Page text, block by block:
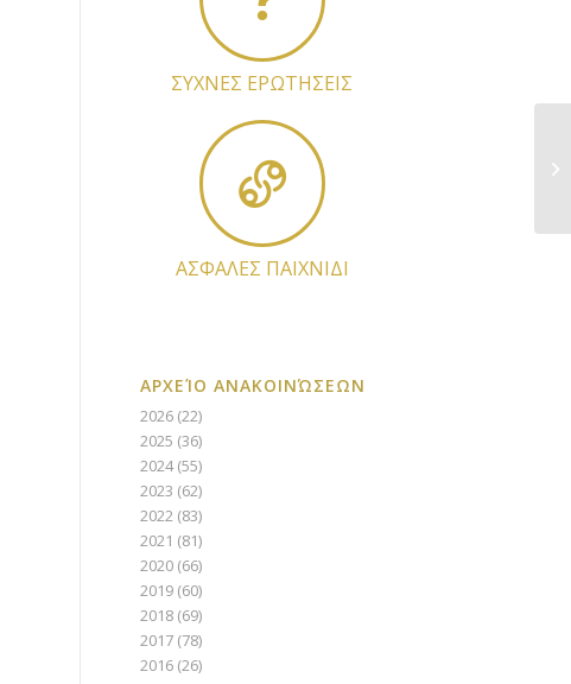
ΣΥΧΝΕΣ ΕΡΩΤΗΣΕΙΣ
ΑΣΦΑΛΕΣ ΠΑΙΧΝΙΔΙ
ΑΡΧΕΊΟ ΑΝΑΚΟΙΝΏΣΕΩΝ
2026(22)
2025 (36)
2024(55)
2023 (62)
2022(83)
2021 (81)
2020(66)
2019(60)
2018(69)
2017(78)
2016(26)